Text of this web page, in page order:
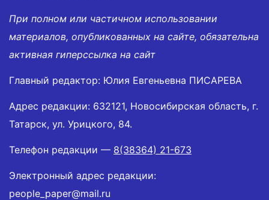
При полном или частичном использовании
материалов, опубликованных на сайте, обязательна
активная гиперссылка на сайт
Главный редактор: Юлия Евгеньевна ПИСАРЕВА
Адрес редакции: 632121, Новосибирская область, г.
Татарск, ул. Урицкого, 84.
Телефон редакции — 8(38364) 21-673
Электронный адрес редакции:
people_paper@mail.ru